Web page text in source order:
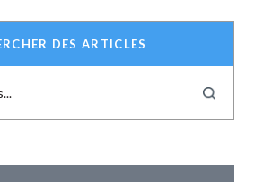
DES ARTICLES